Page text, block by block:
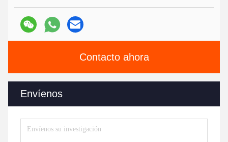
Contacto ahora
Envíenos